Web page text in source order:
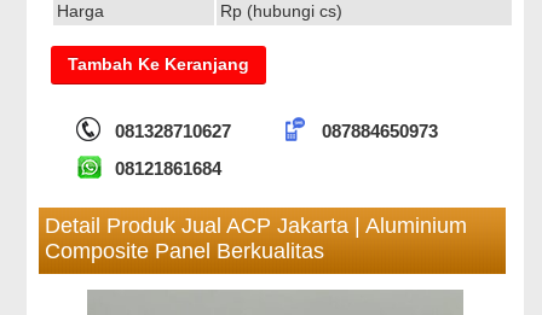
Harga
Rp (hubungi cs)
081328710627
087884650973
08121861684
Detail Produk Jual ACP Jakarta | Aluminium
Composite Panel Berkualitas